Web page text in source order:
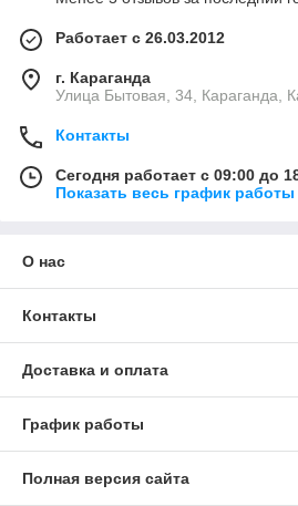
Работает с 26.03.2012
г. Караганда
Улица Бытовая, 34, Караганда,
Контакты
Сегодня работает с 09:00 до
Показать весь график работы
О нас
Контакты
Доставка и оплата
График работы
Полная версия сайта